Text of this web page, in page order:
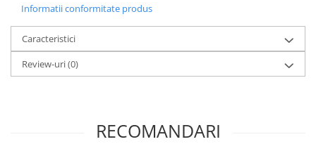
Site, Gratare,Blaturi taiere
Termometru
Cani, Flacoane, Boluri, Vase
Cutite, Raschete
Diverse Ustensile de Lucru
Informatii conformitate produs
Caracteristici
Review-uri(0)
RECOMANDARI